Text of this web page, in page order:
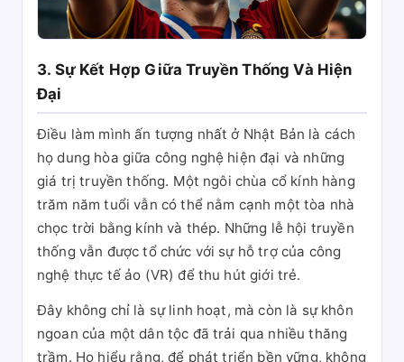
3. Sự Kết Hợp Giữa Truyền Thống Và Hiện
Đại
Điều làm mình ấn tượng nhất ở Nhật Bản là cách
họ dung hòa giữa công nghệ hiện đại và những
giá trị truyền thống. Một ngôi chùa cổ kính hàng
trăm năm tuổi vẫn có thể nằm cạnh một tòa nhà
chọc trời bằng kính và thép. Những lễ hội truyền
thống vẫn được tổ chức với sự hỗ trợ của công
nghệ thực tế ảo (VR) để thu hút giới trẻ.
Đây không chỉ là sự linh hoạt, mà còn là sự khôn
ngoan của một dân tộc đã trải qua nhiều thăng
trầm. Họ hiểu rằng, để phát triển bền vững, không